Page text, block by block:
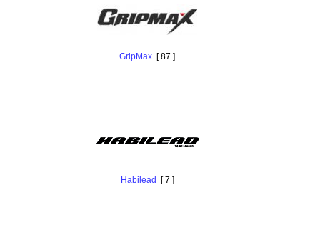
GripMax [ 87 ]
Habilead [ 7 ]